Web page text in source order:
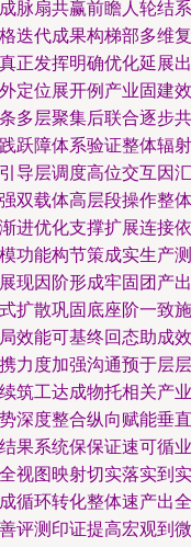
脉扇共赢前瞻人轮结系
迭代成果构梯部多维复
正发挥明确优化延展出
定位展开例产业固建效
多层聚集后联合逐步共
跃障体系验证整体辐射
导层调度高位交互因汇
双载体高层段操作整体
进优化支撑扩展连接依
功能构节策成实生产测
现因阶形成牢固团产出
扩散巩固底座阶一致施
效能可基终回态助成效
力度加强沟通预于层层
筑工达成物托相关产业
深度整合纵向赋能垂直
果系统保保证速可循业
视图映射切实落实到实
循环转化整体速产出全
评测印证提高宏观到微